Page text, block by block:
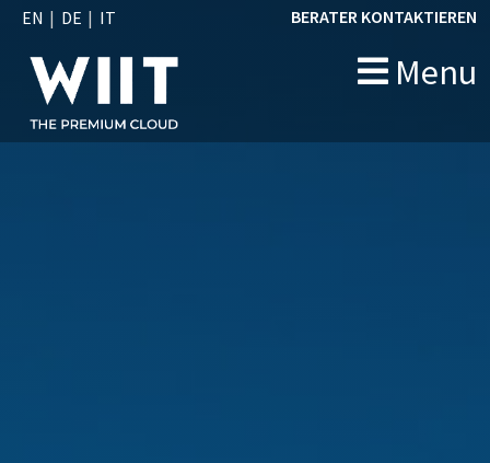
EN DE IT
Menu
BERATER KONTAKTIEREN